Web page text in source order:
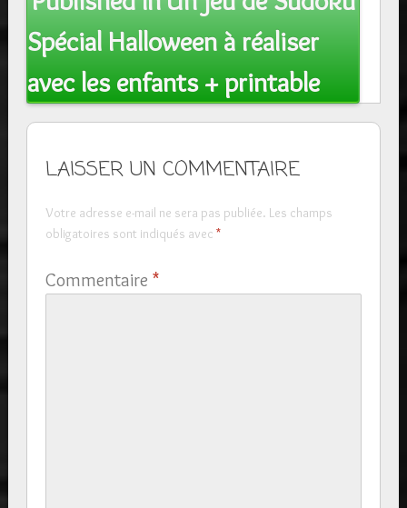
navigation
Spécial Halloween à réaliser
avec les enfants + printable
LAISSER UN COMMENTAIRE
Votre adresse e-mail ne sera pas publiée. Les champs
obligatoires sont indiqués avec *
Commentaire *